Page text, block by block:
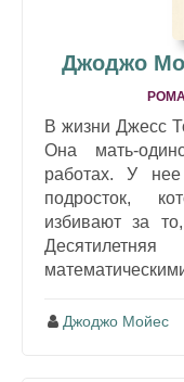
Джоджо
В жизни Джесс
Она мать-
работах. У
подросток,
избивают за
Джоджо Мойес